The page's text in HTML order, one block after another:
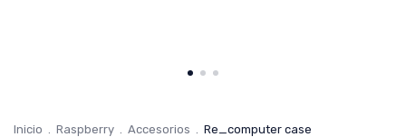
Inicio . Raspberry . Accesorios . Re_computer case